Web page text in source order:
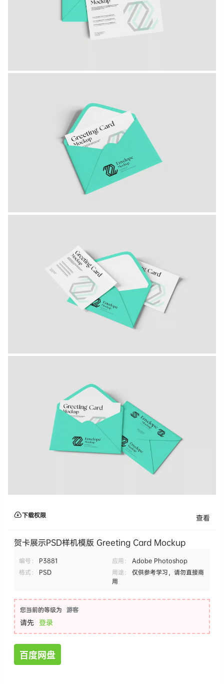
下载权限 查看
贺卡展示PSD样机模版 Greeting Card Mockup
编号： P3881 应用：
Adobe Photoshop
格式：
PSD 用途：
仅供参考学习，请勿直接商
用
您当前的等级为 游客
请先 登录
百度网盘